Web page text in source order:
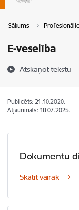
Sākums
E-veselība
Atskaņot tekstu
Publicēts: 21.10.2020.
Atjaunināts: 18.07.2025.
Dokumentu
Skatīt vairāk